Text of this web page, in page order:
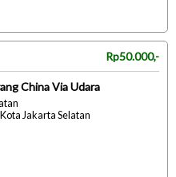
Rp50.000,-
China Via Udara
Jakarta Selatan